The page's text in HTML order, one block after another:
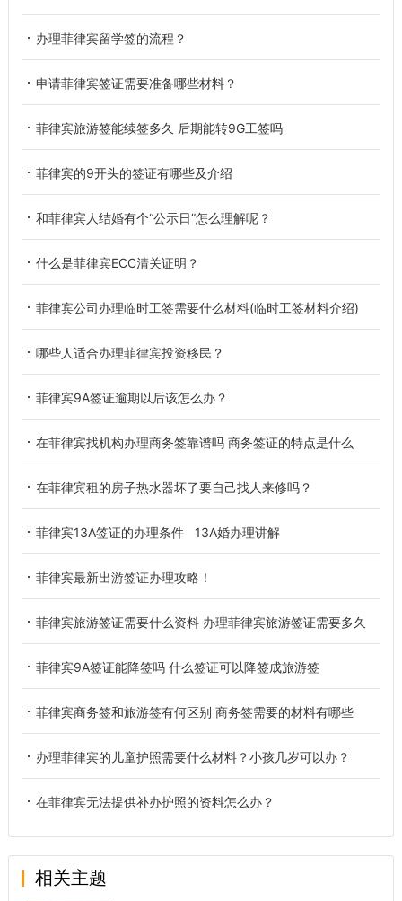
办理菲律宾留学签的流程？
申请菲律宾签证需要准备哪些材料？
菲律宾旅游签能续签多久 后期能转9G工签吗
菲律宾的9开头的签证有哪些及介绍
和菲律宾人结婚有个“公示日”怎么理解呢？
什么是菲律宾ECC清关证明？
菲律宾公司办理临时工签需要什么材料(临时工签材料介绍)
哪些人适合办理菲律宾投资移民？
菲律宾9A签证逾期以后该怎么办？
在菲律宾找机构办理商务签靠谱吗 商务签证的特点是什么
在菲律宾租的房子热水器坏了要自己找人来修吗？
菲律宾13A签证的办理条件 13A婚办理讲解
菲律宾最新出游签证办理攻略！
菲律宾旅游签证需要什么资料 办理菲律宾旅游签证需要多久
菲律宾9A签证能降签吗 什么签证可以降签成旅游签
菲律宾商务签和旅游签有何区别 商务签需要的材料有哪些
办理菲律宾的儿童护照需要什么材料？小孩几岁可以办？
在菲律宾无法提供补办护照的资料怎么办？
相关主题